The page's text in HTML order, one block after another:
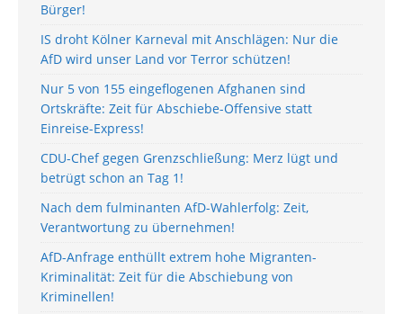
Bürger!
IS droht Kölner Karneval mit Anschlägen: Nur die
AfD wird unser Land vor Terror schützen!
Nur 5 von 155 eingeflogenen Afghanen sind
Ortskräfte: Zeit für Abschiebe-Offensive statt
Einreise-Express!
CDU-Chef gegen Grenzschließung: Merz lügt und
betrügt schon an Tag 1!
Nach dem fulminanten AfD-Wahlerfolg: Zeit,
Verantwortung zu übernehmen!
AfD-Anfrage enthüllt extrem hohe Migranten-
Kriminalität: Zeit für die Abschiebung von
Kriminellen!